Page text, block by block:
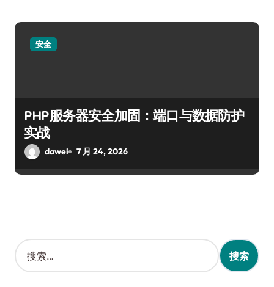
安全
PHP服务器安全加固：端口与数据防护
实战
dawei 7 月 24, 2026
搜
索
：